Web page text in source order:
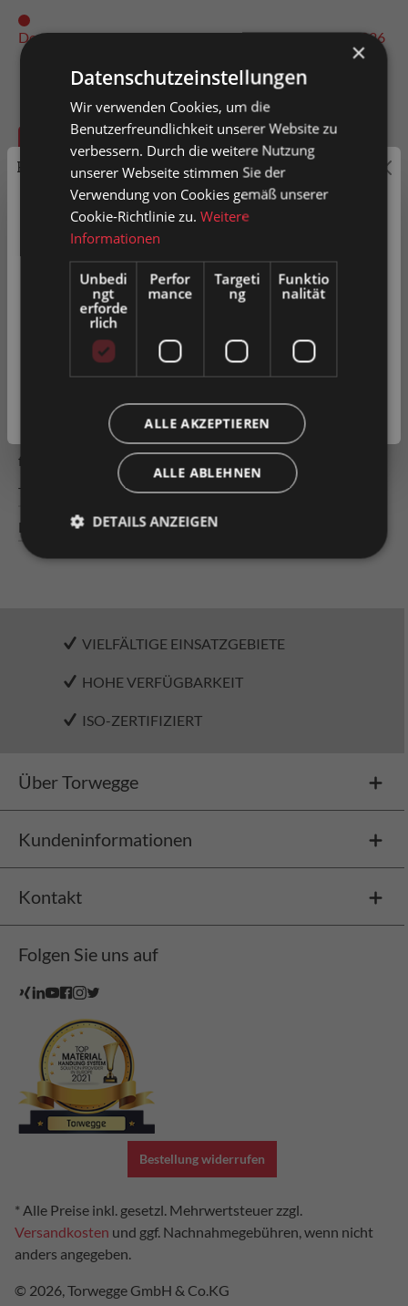
Derzeit nicht auf Lager. Mögliches Lieferdatum: 24.08.2026
In den Warenkorb
Artikel-Nr.0038569
Zum Merkzettel hinzufügen
Produkt vergleichen
Fragen zum Produkt
Laufrolle aus massiven verzinkten Stahl mit einem
Kugellager , halbrunder Nut und Achse. Leichtgängig auf
flachen Stahl-Lauf…Mehr
Technische Daten
Downloads
VIELFÄLTIGE EINSATZGEBIETE
HOHE VERFÜGBARKEIT
ISO-ZERTIFIZIERT
Über Torwegge
Kundeninformationen
Kontakt
Folgen Sie uns auf
Bestellung widerrufen
* Alle Preise inkl. gesetzl. Mehrwertsteuer zzgl.
Versandkosten und ggf. Nachnahmegebühren, wenn nicht
anders angegeben.
© 2026, Torwegge GmbH & Co.KG
Preisauszeichnung
Privatkunden können Preise mit MwSt. (brutto) und
Geschäftskunden Preise ohne MwSt. (netto) angezeigt
werden.
Bitte wählen Sie Ihre bevorzugte Einstellung:
Privatkunde
Geschäftskunde( exkl. MwSt. )
×
Datenschutzeinstellungen
Wir verwenden Cookies, um die
Benutzerfreundlichkeit unserer Website zu
verbessern. Durch die weitere Nutzung
unserer Webseite stimmen Sie der
Verwendung von Cookies gemäß unserer
Cookie-Richtlinie zu.Weitere
Informationen
Unbedi
ngt
erforde
rlich
Perfor
mance
Targeti
ng
Funktio
nalität
ALLE AKZEPTIEREN
ALLE ABLEHNEN
DETAILS ANZEIGEN